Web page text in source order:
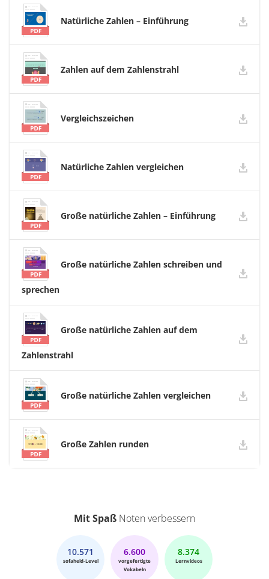
Natürliche Zahlen – Einführung
Zahlen auf dem Zahlenstrahl
Vergleichszeichen
Natürliche Zahlen vergleichen
Große natürliche Zahlen – Einführung
Große natürliche Zahlen schreiben und
sprechen
Große natürliche Zahlen auf dem
Zahlenstrahl
Große natürliche Zahlen vergleichen
Große Zahlen runden
Mit Spaß Noten verbessern
10.571
sofaheld-Level
6.600
vorgefertigte
Vokabeln
8.374
Lernvideos